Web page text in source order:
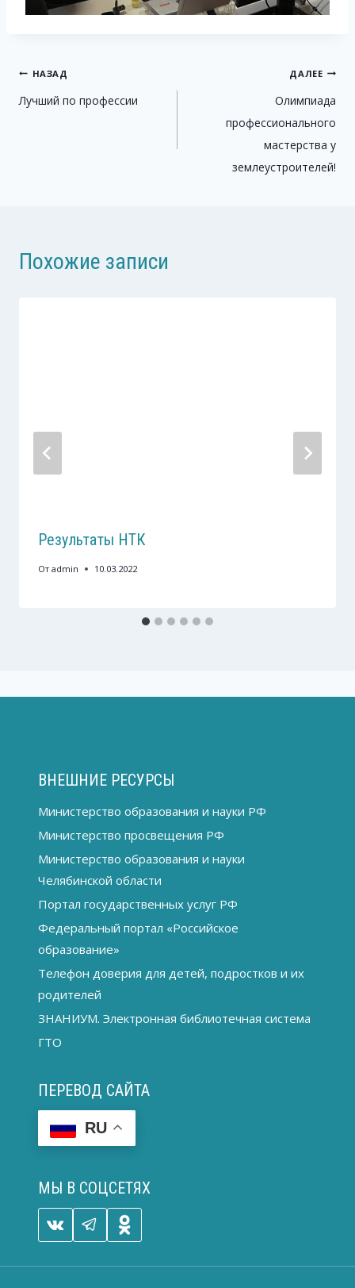
Навигация
по
НАЗАД
Лучший по профессии
ДАЛЕЕ
Олимпиада
профессионального
мастерства у
землеустроителей!
Похожие записи
Результаты НТК
От admin 10.03.2022
ВНЕШНИЕ РЕСУРСЫ
Министерство образования и науки РФ
Министерство просвещения РФ
Министерство образования и науки
Челябинской области
Портал государственных услуг РФ
Федеральный портал «Российское
образование»
Телефон доверия для детей, подростков и их
родителей
ЗНАНИУМ. Электронная библиотечная система
ГТО
ПЕРЕВОД САЙТА
RU
МЫ В СОЦСЕТЯХ